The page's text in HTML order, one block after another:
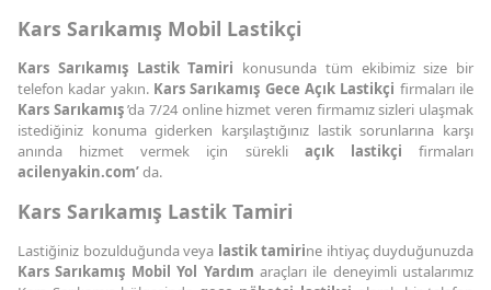
Kars Sarıkamış Mobil Lastikçi
Kars Sarıkamış Lastik Tamiri konusunda tüm ekibimiz size bir
telefon kadar yakın. Kars Sarıkamış Gece Açık Lastikçi firmaları ile
Kars Sarıkamış’da 7/24 online hizmet veren firmamız sizleri ulaşmak
istediğiniz konuma giderken karşılaştığınız lastik sorunlarına karşı
anında hizmet vermek için sürekli açık lastikçi firmaları
acilenyakin.com’da.
Kars Sarıkamış Lastik Tamiri
Lastiğiniz bozulduğunda veya lastik tamirine ihtiyaç duyduğunuzda
Kars Sarıkamış Mobil Yol Yardım araçları ile deneyimli ustalarımız